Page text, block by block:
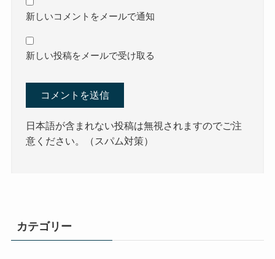
新しいコメントをメールで通知
新しい投稿をメールで受け取る
日本語が含まれない投稿は無視されますのでご注
意ください。（スパム対策）
カテゴリー